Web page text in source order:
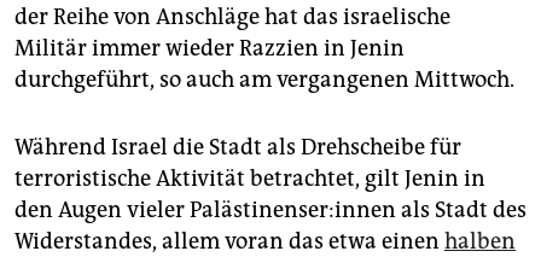
der Reihe von Anschläge hat das israelische
Militär immer wieder Razzien in Jenin
durchgeführt, so auch am vergangenen Mittwoch.
Während Israel die Stadt als Drehscheibe für
terroristische Aktivität betrachtet, gilt Jenin in
den Augen vieler Pa­läs­ti­nen­se­r:in­nen als Stadt des
Widerstandes, allem voran das etwa einen halben